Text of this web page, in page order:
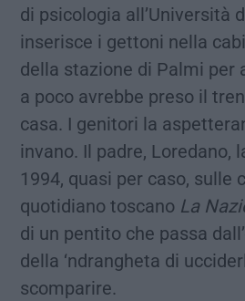
di psicologia all’Università
inserisce i gettoni nella
della stazione di Palmi per
a poco avrebbe preso il
casa. I genitori la
invano. Il padre, Loredano,
1994, quasi per caso, sulle
quotidiano toscano La
di un pentito che passa
della ‘ndrangheta di
scomparire.